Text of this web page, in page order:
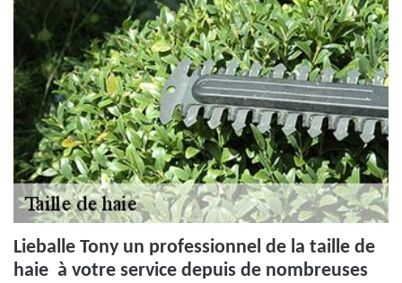
Lieballe Tony un professionnel de la taille de
haie à votre service depuis de nombreuses